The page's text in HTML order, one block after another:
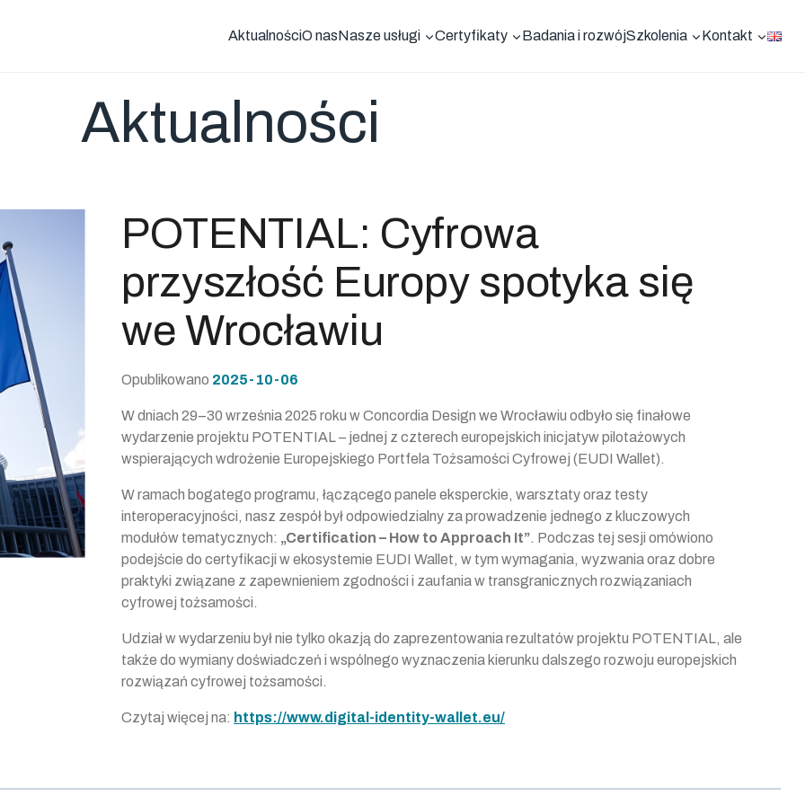
AktualnościO nasNasze usługi Certyfikaty Badania i rozwójSzkolenia Kontakt
Aktualności
POTENTIAL: Cyfrowa
przyszłość Europy spotyka się
we Wrocławiu
Opublikowano 2025-10-06
W dniach 29–30 września 2025 roku w Concordia Design we Wrocławiu odbyło się finałowe
wydarzenie projektu POTENTIAL – jednej z czterech europejskich inicjatyw pilotażowych
wspierających wdrożenie Europejskiego Portfela Tożsamości Cyfrowej (EUDI Wallet).
W ramach bogatego programu, łączącego panele eksperckie, warsztaty oraz testy
interoperacyjności, nasz zespół był odpowiedzialny za prowadzenie jednego z kluczowych
modułów tematycznych: „Certification – How to Approach It”. Podczas tej sesji omówiono
podejście do certyfikacji w ekosystemie EUDI Wallet, w tym wymagania, wyzwania oraz dobre
praktyki związane z zapewnieniem zgodności i zaufania w transgranicznych rozwiązaniach
cyfrowej tożsamości.
Udział w wydarzeniu był nie tylko okazją do zaprezentowania rezultatów projektu POTENTIAL, ale
także do wymiany doświadczeń i wspólnego wyznaczenia kierunku dalszego rozwoju europejskich
rozwiązań cyfrowej tożsamości.
Czytaj więcej na: https://www.digital-identity-wallet.eu/